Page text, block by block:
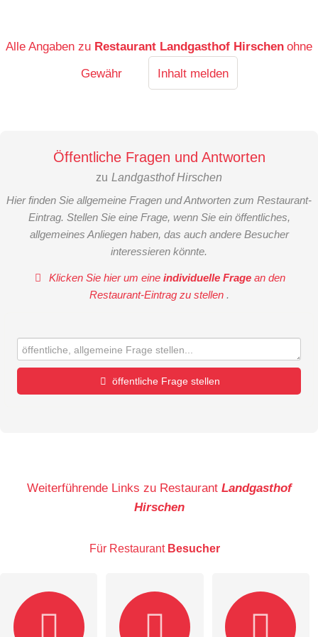
Alle Angaben zu Restaurant Landgasthof Hirschen ohne
Gewähr
Inhalt melden
Öffentliche Fragen und Antworten
zu Landgasthof Hirschen
Hier finden Sie allgemeine Fragen und Antworten zum Restaurant-
Eintrag. Stellen Sie eine Frage, wenn Sie ein öffentliches,
allgemeines Anliegen haben, das auch andere Besucher
interessieren könnte.
Klicken Sie hier um eineindividuelle Frage an den
Restaurant-Eintrag zu stellen .
öffentliche Frage stellen
Weiterführende Links zu Restaurant Landgasthof
Hirschen
Für Restaurant Besucher